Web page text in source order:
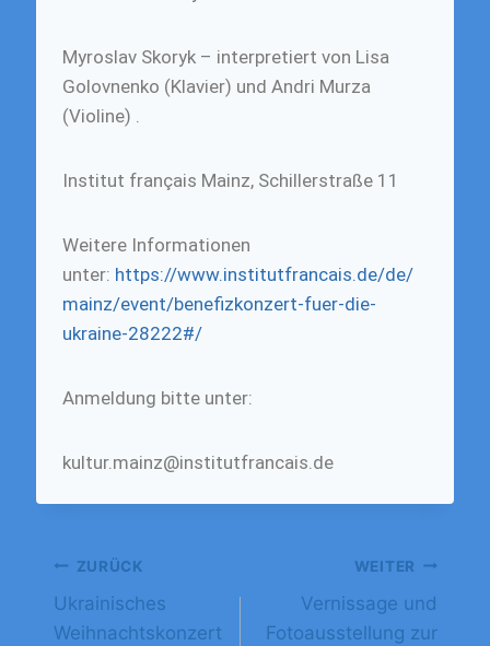
Myroslav Skoryk – interpretiert von Lisa
Golovnenko (Klavier) und Andri Murza
(Violine) .
Institut français Mainz, Schillerstraße 11
Weitere Informationen
unter: https://www.institutfrancais.de/de/
mainz/event/benefizkonzert-fuer-die-
ukraine-28222#/
Anmeldung bitte unter:
kultur.mainz@institutfrancais.de
ZURÜCK
Ukrainisches
Weihnachtskonzert
WEITER
Vernissage und
Fotoausstellung zur